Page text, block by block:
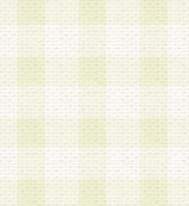
加する際には、前
スワードを使用す
2.登録の際に当社
の使用に関しては
3.会員は、当社か
貸与、名義変更、
ならないものとし